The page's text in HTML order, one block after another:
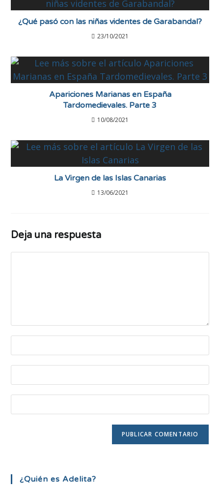
¿Qué pasó con las niñas videntes de Garabandal?
23/10/2021
Apariciones Marianas en España
Tardomedievales. Parte 3
10/08/2021
La Virgen de las Islas Canarias
13/06/2021
Deja una respuesta
¿Quién es Adelita?